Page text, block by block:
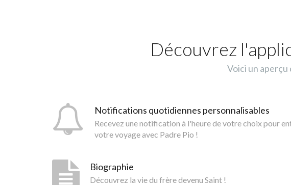
Découvrez
Voici un
Notifications quotidiennes personnalisables
Recevez une notification à l'heure de votre choix pour
votre voyage avec Padre Pio !
Biographie
Découvrez la vie du frère devenu Saint !